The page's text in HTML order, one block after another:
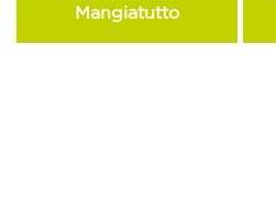
Mangiatutto